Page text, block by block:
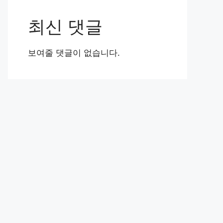
최신 댓글
보여줄 댓글이 없습니다.